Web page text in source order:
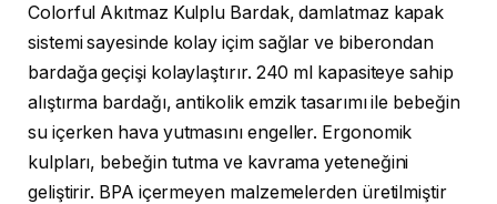
Colorful Akıtmaz Kulplu Bardak, damlatmaz kapak
sistemi sayesinde kolay içim sağlar ve biberondan
bardağa geçişi kolaylaştırır. 240 ml kapasiteye sahip
alıştırma bardağı, antikolik emzik tasarımı ile bebeğin
su içerken hava yutmasını engeller. Ergonomik
kulpları, bebeğin tutma ve kavrama yeteneğini
geliştirir. BPA içermeyen malzemelerden üretilmiştir